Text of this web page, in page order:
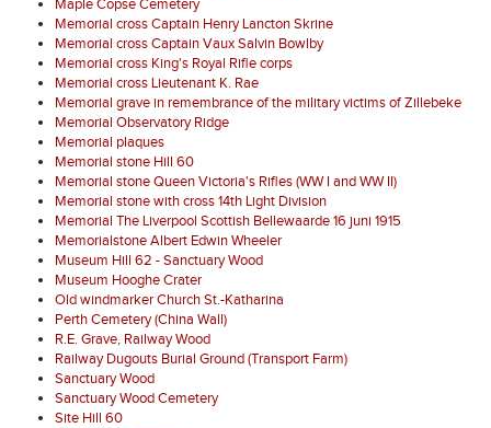
Maple Copse Cemetery
Memorial cross Captain Henry Lancton Skrine
Memorial cross Captain Vaux Salvin Bowlby
Memorial cross King's Royal Rifle corps
Memorial cross Lieutenant K. Rae
Memorial grave in remembrance of the military victims of Zillebeke
Memorial Observatory Ridge
Memorial plaques
Memorial stone Hill 60
Memorial stone Queen Victoria's Rifles (WW I and WW II)
Memorial stone with cross 14th Light Division
Memorial The Liverpool Scottish Bellewaarde 16 juni 1915
Memorialstone Albert Edwin Wheeler
Museum Hill 62 - Sanctuary Wood
Museum Hooghe Crater
Old windmarker Church St.-Katharina
Perth Cemetery (China Wall)
R.E. Grave, Railway Wood
Railway Dugouts Burial Ground (Transport Farm)
Sanctuary Wood
Sanctuary Wood Cemetery
Site Hill 60